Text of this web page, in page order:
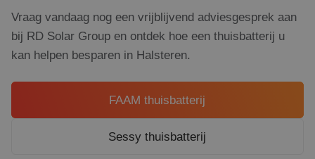
Vraag vandaag nog een vrijblijvend adviesgesprek aan
bij RD Solar Group en ontdek hoe een thuisbatterij u
kan helpen besparen in Halsteren.
FAAM thuisbatterij
Sessy thuisbatterij